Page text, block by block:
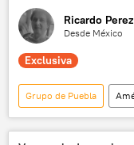
Ricardo Perez
Desde México
Exclusiva
Grupo de Puebla
Ernesto Samper